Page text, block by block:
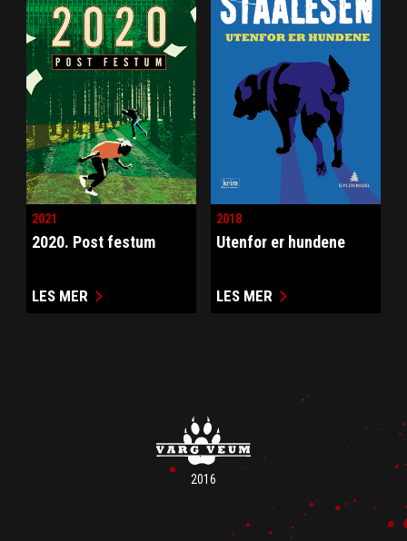
2021
2020. Post festum
LES MER
2018
Utenfor er hundene
LES MER
2016